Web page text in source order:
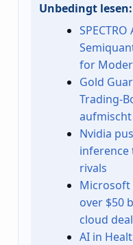
Unbedingt lesen:
for
Gold
Trading-
aufmischt
Nvidia
inference
rivals
Microsoft
over $50
cloud
AI in